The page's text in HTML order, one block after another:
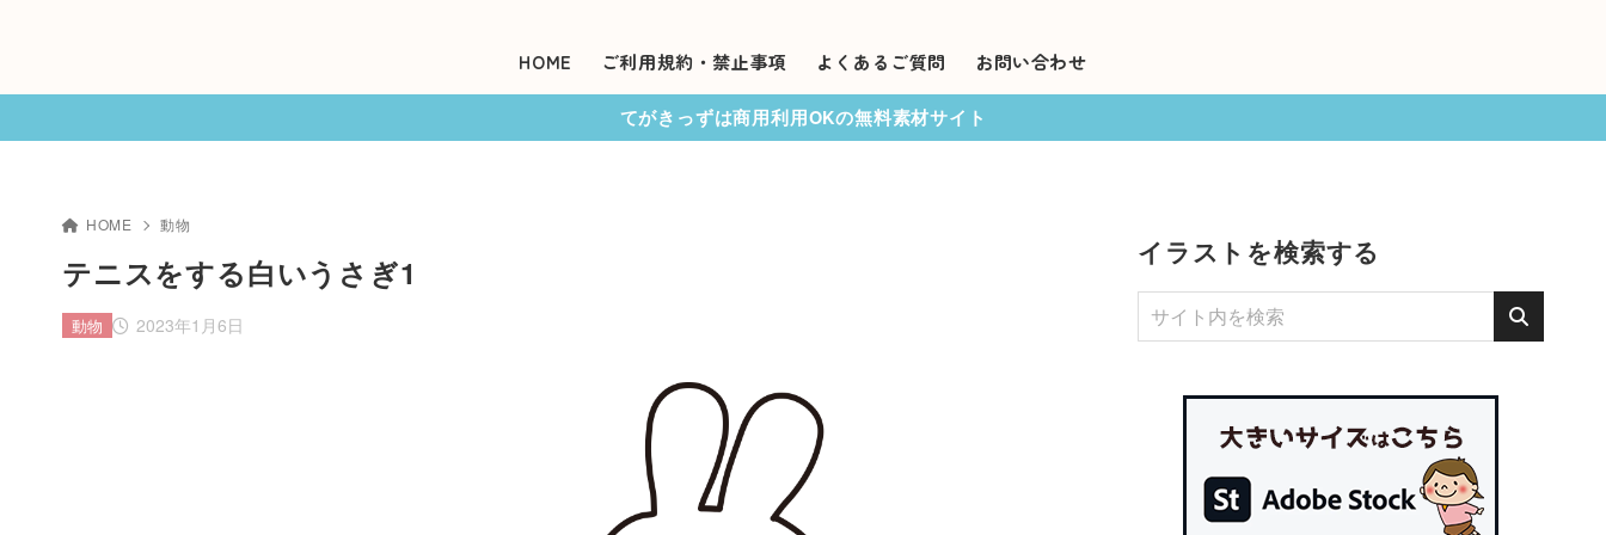
HOME ご利用規約・禁止事項 よくあるご質問 お問い合わせ
てがきっずは商用利用OKの無料素材サイト
HOME 動物
テニスをする白いうさぎ1
2023年1月6日
動物
イラストを検索する